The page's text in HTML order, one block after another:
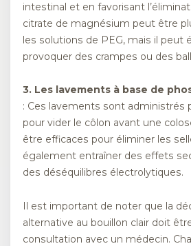
intestinal et en favorisant
citrate de magnésium peut être
les solutions de PEG, mais il peut
provoquer des crampes ou des
3. Les lavements à base de
: Ces lavements sont administrés
pour vider le côlon avant une
être efficaces pour éliminer les
également entraîner des effets
des déséquilibres électrolytiques.
Il est important de noter que la
alternative au bouillon clair doit
consultation avec un médecin.